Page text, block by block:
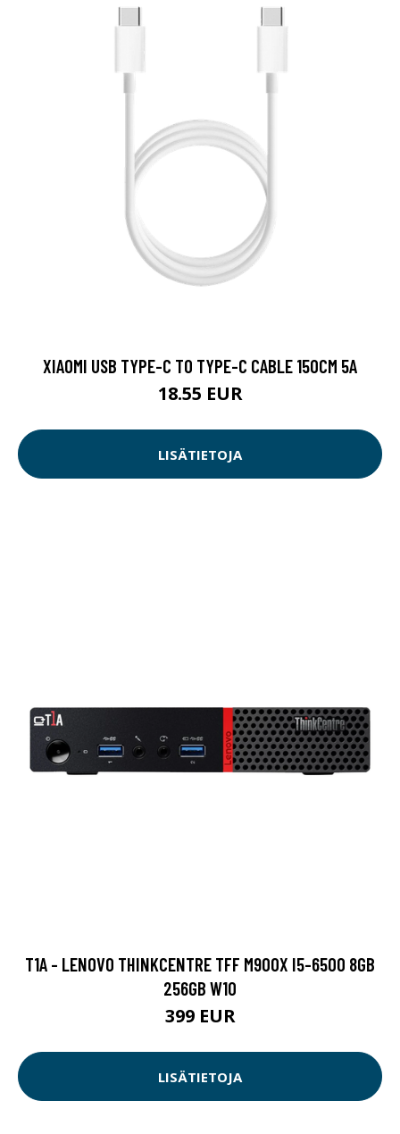
XIAOMI USB TYPE-C TO TYPE-C CABLE 150CM 5A
18.55 EUR
LISÄTIETOJA
T1A - LENOVO THINKCENTRE TFF M900X I5-6500 8GB
256GB W10
399 EUR
LISÄTIETOJA